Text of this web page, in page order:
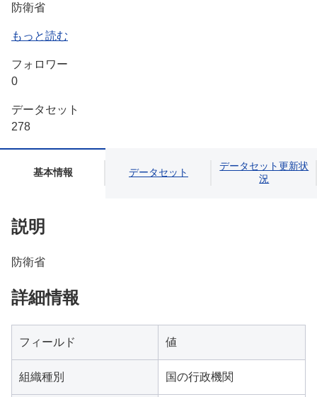
防衛省
もっと読む
フォロワー
0
データセット
278
基本情報 データセット
データセット更新状
況
説明
防衛省
詳細情報
フィールド 値
組織種別 国の行政機関